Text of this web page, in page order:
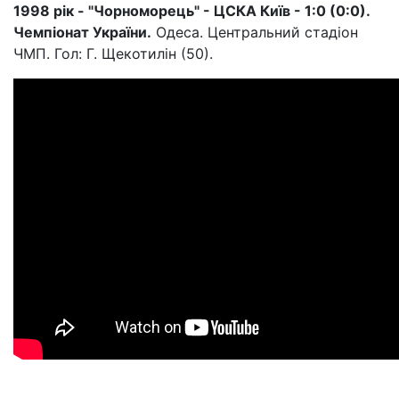
1998 рік - "Чорноморець" - ЦСКА Київ - 1:0 (0:0).
Чемпіонат України. Одеса. Центральний стадіон
ЧМП. Гол: Г. Щекотилін (50).